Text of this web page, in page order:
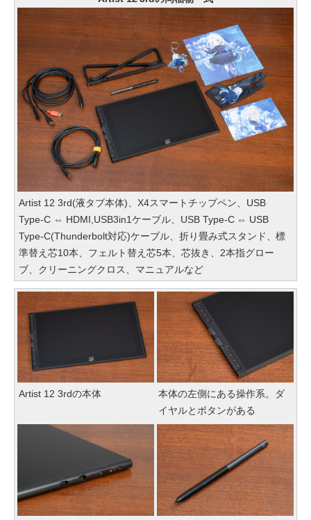
Artist 12 3rd(液タブ本体)、X4スマートチップペン、USB
Type-C ⇔ HDMI,USB3in1ケーブル、USB Type-C ⇔ USB
Type-C(Thunderbolt対応)ケーブル、折り畳み式スタンド、標
準替え芯10本、フェルト替え芯5本、芯抜き、2本指グロー
ブ、クリーニングクロス、マニュアルなど
Artist 12 3rdの本体
本体の左側にある操作系。ダ
イヤルとボタンがある